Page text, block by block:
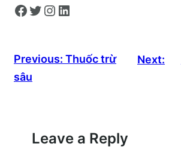
Facebook Twitter Instagram LinkedIn
Previous: Thuốc trừ
sâu
Next:
Leave a Reply